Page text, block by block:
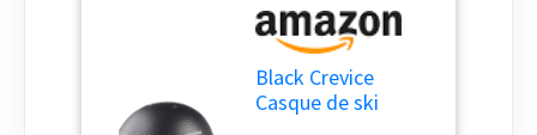
Black Crevice
Casque de ski